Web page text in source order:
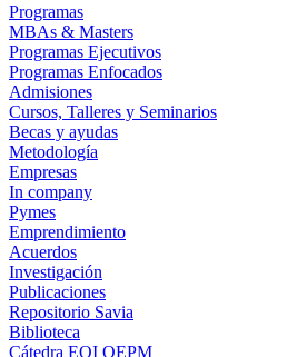
Programas
MBAs & Masters
Programas Ejecutivos
Programas Enfocados
Admisiones
Cursos, Talleres y Seminarios
Becas y ayudas
Metodología
Empresas
In company
Pymes
Emprendimiento
Acuerdos
Investigación
Publicaciones
Repositorio Savia
Biblioteca
Cátedra EOI OEPM